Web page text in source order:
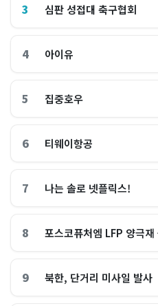
3 심판 성접대 축구협회
4 아이유
5 집중호우
6 티웨이항공
7 나는 솔로 넷플릭스!
8 포스코퓨처엠 LFP 양극재
9 북한, 단거리 미사일 발사